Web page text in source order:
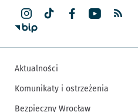
Aktualności
Komunikaty i ostrzeżenia
Bezpieczny Wrocław